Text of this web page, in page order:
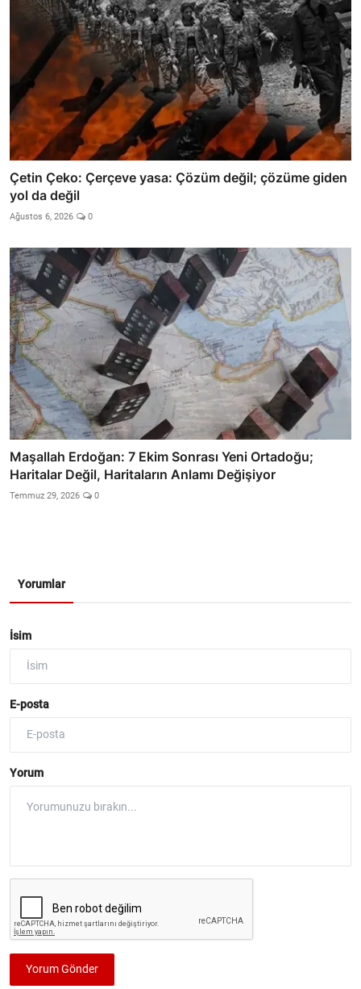
Çetin Çeko: Çerçeve yasa: Çözüm değil; çözüme giden
yol da değil
Ağustos 6, 2026 0
Maşallah Erdoğan: 7 Ekim Sonrası Yeni Ortadoğu;
Haritalar Değil, Haritaların Anlamı Değişiyor
Temmuz 29, 2026 0
Yorumlar
İsim
E-posta
Yorum
Yorum Gönder